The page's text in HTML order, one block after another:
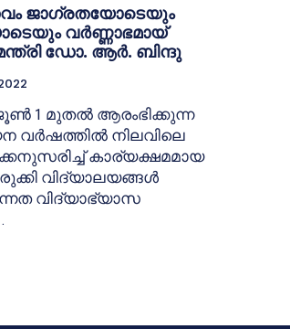
ജാഗ്രതയോടെയും
വർണ്ണാഭമായ്
ഡോ. ആർ. ബിന്ദു
ജൂൺ 1 മുതൽ ആരംഭിക്കുന്ന
വർഷത്തിൽ നിലവിലെ
കാര്യക്ഷമമായ
വിദ്യാലയങ്ങൾ
വിദ്യാഭ്യാസ